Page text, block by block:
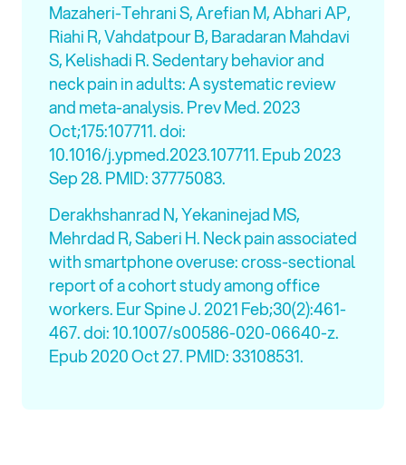
Mazaheri-Tehrani S, Arefian M, Abhari AP,
Riahi R, Vahdatpour B, Baradaran Mahdavi
S, Kelishadi R. Sedentary behavior and
neck pain in adults: A systematic review
and meta-analysis. Prev Med. 2023
Oct;175:107711. doi:
10.1016/j.ypmed.2023.107711. Epub 2023
Sep 28. PMID: 37775083.
Derakhshanrad N, Yekaninejad MS,
Mehrdad R, Saberi H. Neck pain associated
with smartphone overuse: cross-sectional
report of a cohort study among office
workers. Eur Spine J. 2021 Feb;30(2):461-
467. doi: 10.1007/s00586-020-06640-z.
Epub 2020 Oct 27. PMID: 33108531.